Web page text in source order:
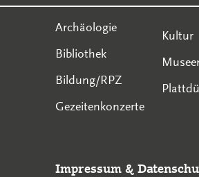
Archäologie
Bibliothek
Bildung/RPZ
Gezeitenkonzerte
Kultur
Impressum &